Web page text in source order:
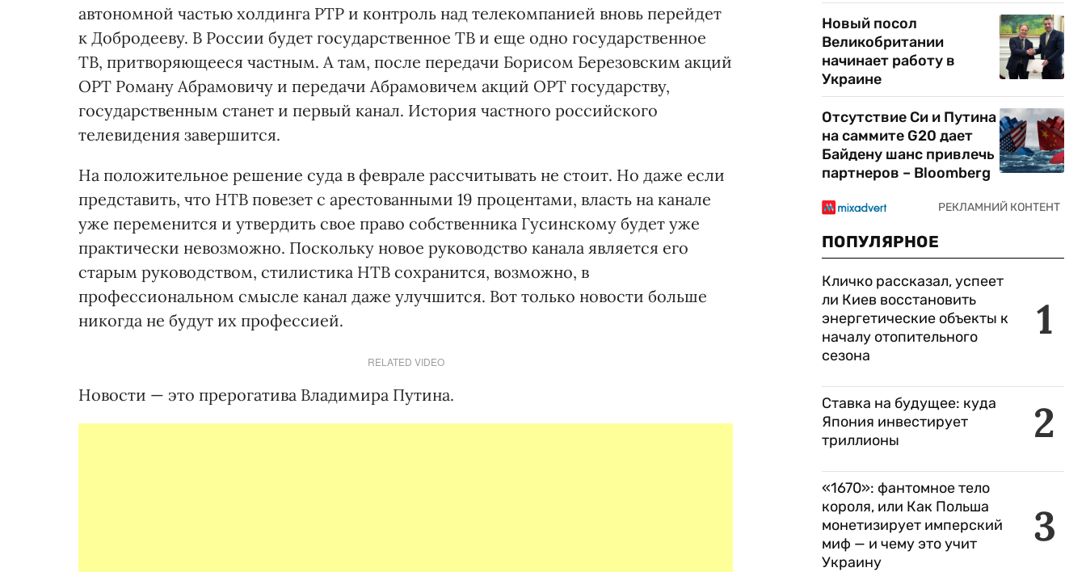
автономной частью холдинга РТР и контроль над телекомпанией вновь перейдет
к Добродееву. В России будет государственное ТВ и еще одно государственное
ТВ, притворяющееся частным. А там, после передачи Борисом Березовским акций
ОРТ Роману Абрамовичу и передачи Абрамовичем акций ОРТ государству,
государственным станет и первый канал. История частного российского
телевидения завершится.
На положительное решение суда в феврале рассчитывать не стоит. Но даже если
представить, что НТВ повезет с арестованными 19 процентами, власть на канале
уже переменится и утвердить свое право собственника Гусинскому будет уже
практически невозможно. Поскольку новое руководство канала является его
старым руководством, стилистика НТВ сохранится, возможно, в
профессиональном смысле канал даже улучшится. Вот только новости больше
никогда не будут их профессией.
RELATED VIDEO
Новости — это прерогатива Владимира Путина.
Новый посол
Великобритании
начинает работу в
Украине
Отсутствие Си и Путина
на саммите G20 дает
Байдену шанс привлечь
партнеров – Bloomberg
ПОПУЛЯРНОЕ
1
Кличко рассказал, успеет
ли Киев восстановить
энергетические объекты к
началу отопительного
сезона
2
Ставка на будущее: куда
Япония инвестирует
триллионы
3
«1670»: фантомное тело
короля, или Как Польша
монетизирует имперский
миф — и чему это учит
Украину